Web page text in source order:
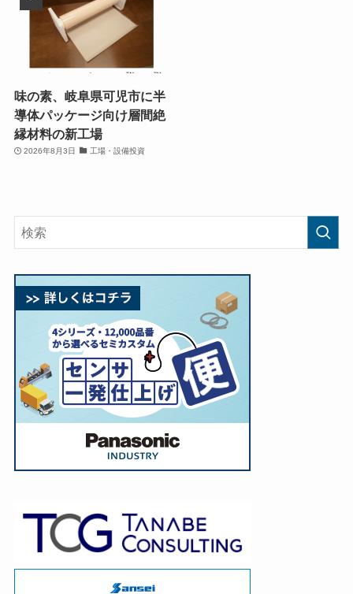
味の素、岐阜県可児市に半
導体パッケージ向け層間絶
縁材料の新工場
2026年8月3日 工場・設備投資